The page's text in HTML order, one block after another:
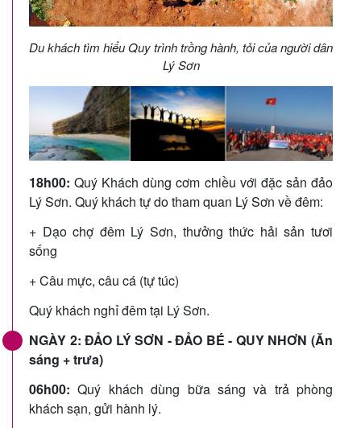
Du khách tìm hiểu Quy trình trồng hành, tỏi của người dân
Lý Sơn
18h00: Quý Khách dùng cơm chiều với đặc sản đảo
Lý Sơn. Quý khách tự do tham quan Lý Sơn về đêm:
+ Dạo chợ đêm Lý Sơn, thưởng thức hải sản tươi
sống
+ Câu mực, câu cá (tự túc)
Quý khách nghỉ đêm tại Lý Sơn.
NGÀY 2: ĐẢO LÝ SƠN - ĐẢO BÉ - QUY NHƠN (Ăn
sáng + trưa)
06h00: Quý khách dùng bữa sáng và trả phòng
khách sạn, gửi hành lý.